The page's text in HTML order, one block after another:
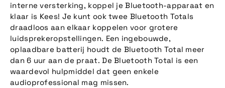
interne versterking, koppel je Bluetooth-apparaat en
klaar is Kees! Je kunt ook twee Bluetooth Totals
draadloos aan elkaar koppelen voor grotere
luidsprekeropstellingen. Een ingebouwde,
oplaadbare batterij houdt de Bluetooth Total meer
dan 6 uur aan de praat. De Bluetooth Total is een
waardevol hulpmiddel dat geen enkele
audioprofessional mag missen.